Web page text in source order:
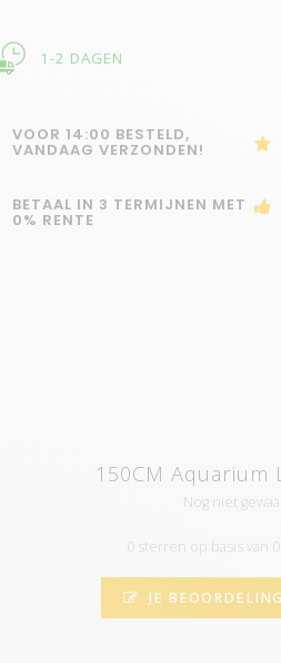
1-2 DAGEN
VOOR 14:00 BESTELD,
VANDAAG VERZONDEN!
BETAAL IN 3 TERMIJNEN MET
0% RENTE
150CM Aquarium
Nog niet
0 sterren op basis van
JE